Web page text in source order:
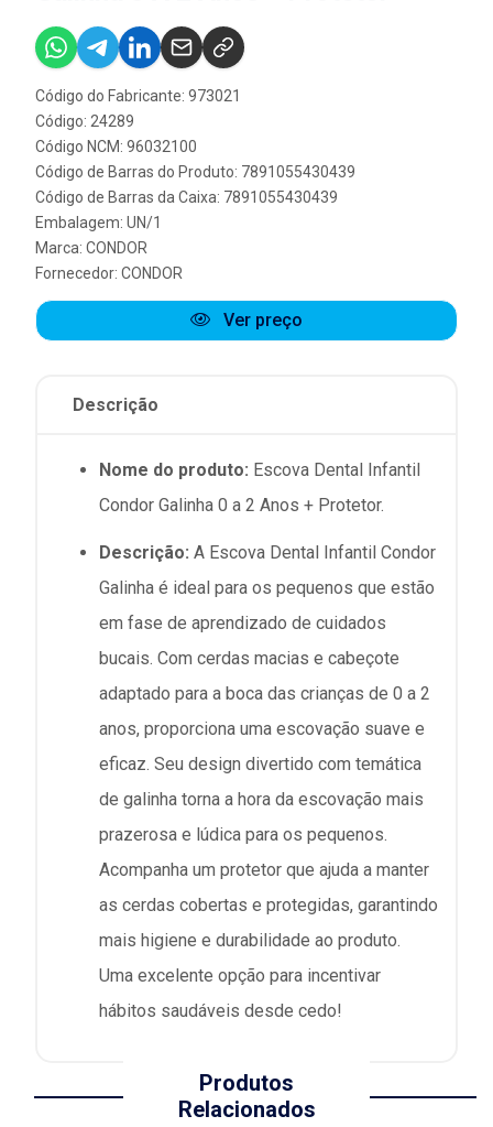
Código do Fabricante: 973021
Código: 24289
Código NCM: 96032100
Código de Barras do Produto: 7891055430439
Código de Barras da Caixa: 7891055430439
Embalagem: UN/1
Marca: CONDOR
Fornecedor: CONDOR
Ver preço
Descrição
Nome do produto: Escova Dental Infantil
Condor Galinha 0 a 2 Anos + Protetor.
Descrição: A Escova Dental Infantil Condor
Galinha é ideal para os pequenos que estão
em fase de aprendizado de cuidados
bucais. Com cerdas macias e cabeçote
adaptado para a boca das crianças de 0 a 2
anos, proporciona uma escovação suave e
eficaz. Seu design divertido com temática
de galinha torna a hora da escovação mais
prazerosa e lúdica para os pequenos.
Acompanha um protetor que ajuda a manter
as cerdas cobertas e protegidas, garantindo
mais higiene e durabilidade ao produto.
Uma excelente opção para incentivar
hábitos saudáveis desde cedo!
Produtos
Relacionados